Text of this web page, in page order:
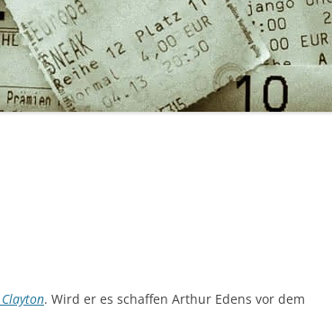
. Wird er es schaffen Arthur Edens vor dem